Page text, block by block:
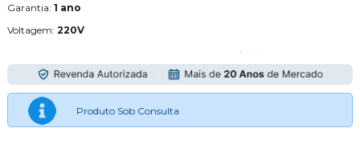
Garantia: 1 ano
Voltagem: 220V
Produto Sob Consulta